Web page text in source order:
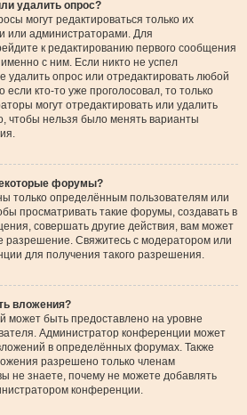
удалить опрос?
могут редактироваться только их
или администраторами. Для
к редактированию первого сообщения
с ним. Если никто не успел
удалить опрос или отредактировать любой
если кто-то уже проголосовал, то только
могут отредактировать или удалить
чтобы нельзя было менять варианты
форумы?
только определённым пользователям или
просматривать такие форумы, создавать в
совершать другие действия, вам может
разрешение. Свяжитесь с модератором или
для получения такого разрешения.
вложения?
может быть предоставлено на уровне
Администратор конференции может
в определённых форумах. Также
разрешено только членам
не знаете, почему не можете добавлять
конференции.